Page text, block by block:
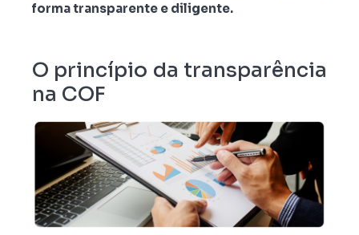
forma transparente e diligente.
O princípio da transparência
na COF